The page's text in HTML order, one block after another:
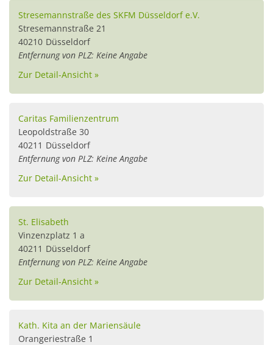
Stresemannstraße des SKFM Düsseldorf e.V.
Stresemannstraße 21
40210 Düsseldorf
Entfernung von PLZ: Keine Angabe
Zur Detail-Ansicht »
Caritas Familienzentrum
Leopoldstraße 30
40211 Düsseldorf
Entfernung von PLZ: Keine Angabe
Zur Detail-Ansicht »
St. Elisabeth
Vinzenzplatz 1 a
40211 Düsseldorf
Entfernung von PLZ: Keine Angabe
Zur Detail-Ansicht »
Kath. Kita an der Mariensäule
Orangeriestraße 1